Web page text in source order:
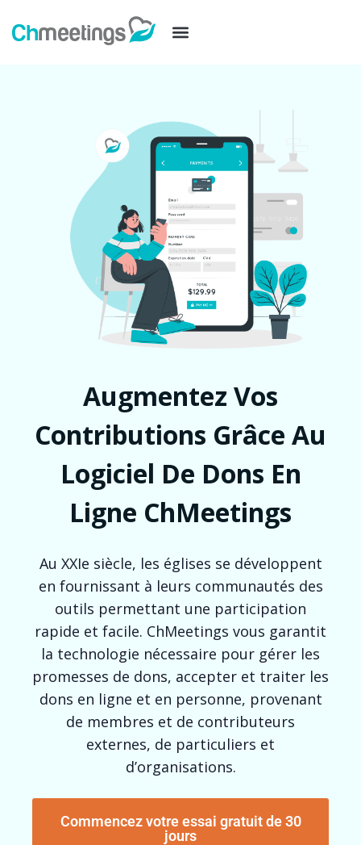
Augmentez Vos
Contributions Grâce Au
Logiciel De Dons En
Ligne ChMeetings
Au XXIe siècle, les églises se développent
en fournissant à leurs communautés des
outils permettant une participation
rapide et facile. ChMeetings vous garantit
la technologie nécessaire pour gérer les
promesses de dons, accepter et traiter les
dons en ligne et en personne, provenant
de membres et de contributeurs
externes, de particuliers et
d’organisations.
Commencez votre essai gratuit de 30
jours